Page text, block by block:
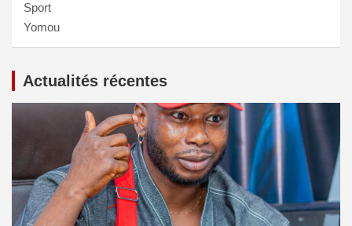
Sport
Yomou
Actualités récentes